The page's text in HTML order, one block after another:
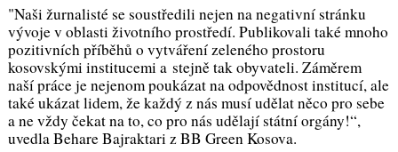
"Naši žurnalisté se soustředili nejen na negativní stránku
vývoje v oblasti životního prostředí. Publikovali také mnoho
pozitivních příběhů o vytváření zeleného prostoru
kosovskými institucemi a stejně tak obyvateli. Záměrem
naší práce je nejenom poukázat na odpovědnost institucí, ale
také ukázat lidem, že každý z nás musí udělat něco pro sebe
a ne vždy čekat na to, co pro nás udělají státní orgány!“,
uvedla Behare Bajraktari z BB Green Kosova.